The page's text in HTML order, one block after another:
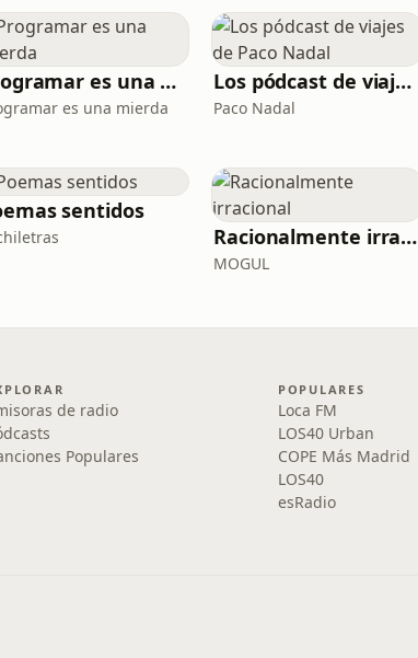
Programar es una mierda
es una mierda
Los pódcast de viajes de Paco Nadal
Paco Nadal
sentidos
Racionalmente irracional
MOGUL
de radio
Populares
POPULARES
Loca FM
LOS40 Urban
COPE Más Madrid
LOS40
esRadio